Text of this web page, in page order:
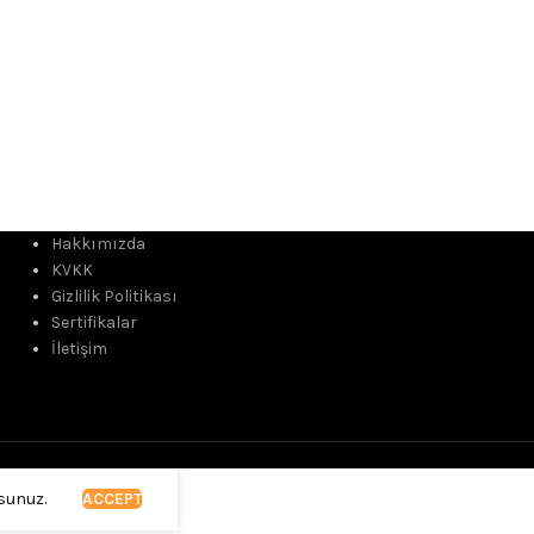
Hakkımızda
KVKK
Gizlilik Politikası
Sertifikalar
İletişim
ACCEPT